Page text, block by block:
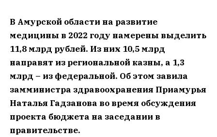
В Амурской области на развитие
медицины в 2022 году намерены выделить
11,8 млрд рублей. Из них 10,5 млрд
направят из региональной казны, а 1,3
млрд – из федеральной. Об этом завила
замминистра здравоохранения Приамурья
Наталья Гадзанова во время обсуждения
проекта бюджета на заседании в
правительстве.